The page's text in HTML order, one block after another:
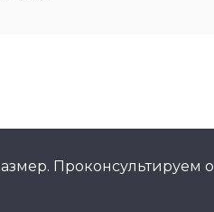
Проконсультируем о